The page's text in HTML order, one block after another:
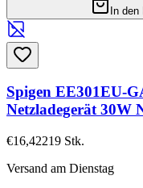
In den
Spigen EE301EU-
Netzladegerät 30W
€16,42219 Stk.
Versand am Dienstag